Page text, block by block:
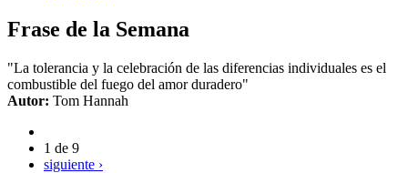
Frase de la Semana
"La tolerancia y la celebración de las diferencias individuales es el
combustible del fuego del amor duradero"
Autor: Tom Hannah
1 de 9
siguiente ›